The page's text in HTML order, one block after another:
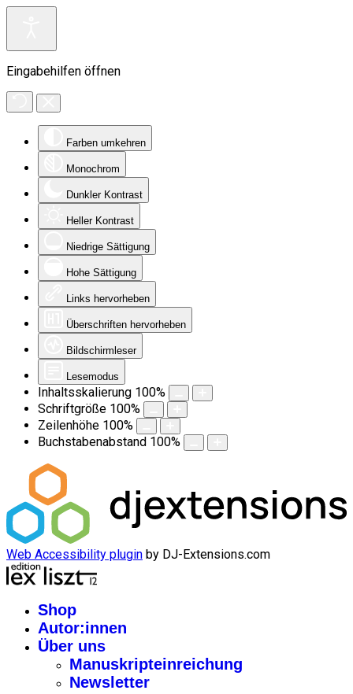
Eingabehilfen öffnen
Farben umkehren
Monochrom
Dunkler Kontrast
Heller Kontrast
Niedrige Sättigung
Hohe Sättigung
Links hervorheben
Überschriften hervorheben
Bildschirmleser
Lesemodus
Inhaltsskalierung 100%
Schriftgröße 100%
Zeilenhöhe 100%
Buchstabenabstand 100%
Web Accessibility plugin by DJ-Extensions.com
Shop
Autor:innen
Über uns
Manuskripteinreichung
Newsletter